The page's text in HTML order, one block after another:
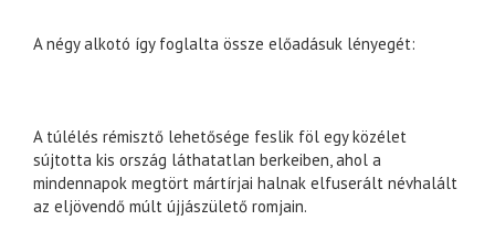
A négy alkotó így foglalta össze előadásuk lényegét:
A túlélés rémisztő lehetősége feslik föl egy közélet
sújtotta kis ország láthatatlan berkeiben, ahol a
mindennapok megtört mártírjai halnak elfuserált névhalált
az eljövendő múlt újjászülető romjain.